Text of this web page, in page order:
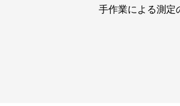
手作業による測定